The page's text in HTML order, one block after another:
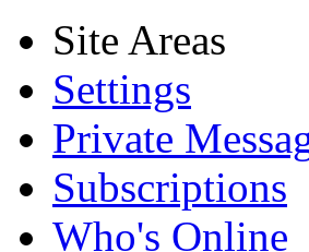
Site Areas
Settings
Private
Subscriptions
Who's Online